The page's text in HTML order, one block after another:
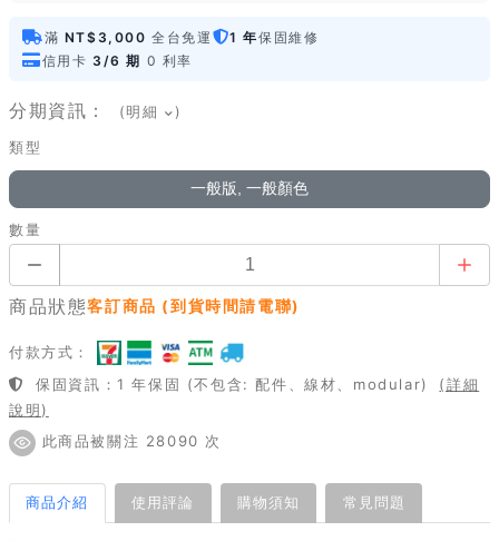
滿 NT$3,000 全台免運 1 年保固維修
信用卡 3/6 期 0 利率
分期資訊： (明細 )
類型
一般版, 一般顏色
數量
商品狀態客訂商品 (到貨時間請電聯)
付款方式：
保固資訊：1 年保固 (不包含: 配件、線材、modular)
(詳細
說明)
此商品被關注 28090 次
商品介紹 使用評論 購物須知 常見問題